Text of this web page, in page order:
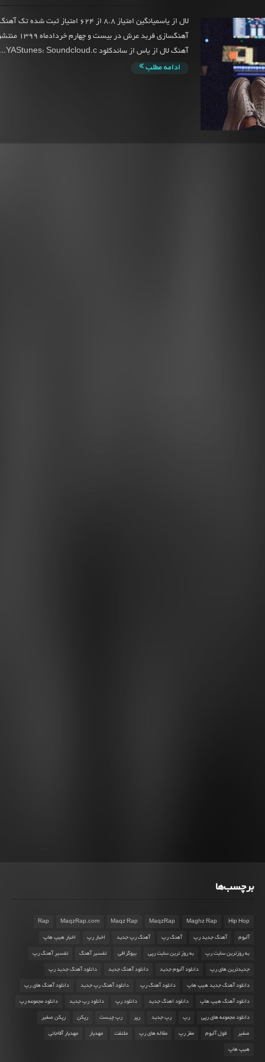
لال از یاسمیانگین امتیاز 8.8 از 624 امتیاز
آهنگسازی فربد
آهنگ لال از یاس از ساندکلود YAStunes‌: Soundcloud.c...
ادامه مطلب
برچسب‌ها
Hip Hop
Maghz Rap
MaqzRap
Maqz Rap
MaqzRap.com
Rap
آلبوم آهنگ جدید رپ آهنگ رپ آهنگ رپ جدید اخبار رپ اخبار هیپ هاپ
به روزترین سایت رپ به روز ترین سایت رپی بیوگرافی تفسیر آهنگ تفسیر آهنگ رپ
جدیدترین های رپ دانلود آلبوم جدید دانلود آهنگ جدید دانلود آهنگ جدید رپ
دانلود آهنگ جدید هیپ هاپ دانلود آهنگ رپ دانلود آهنگ رپ جدید دانلود آهنگ های رپ
دانلود آهنگ هیپ هاپ دانلود اهنگ جدید دانلود رپ دانلود رپ جدید دانلود مجموعه رپ
دانلود مجموعه های رپی رپ رپ جدید رپر رپ چیست رپکن رپکن صفیر
صفیر فول آلبوم مغز رپ مقاله های رپ ملتفت مهدیار مهدیار آقاجانی
هیپ هاپ